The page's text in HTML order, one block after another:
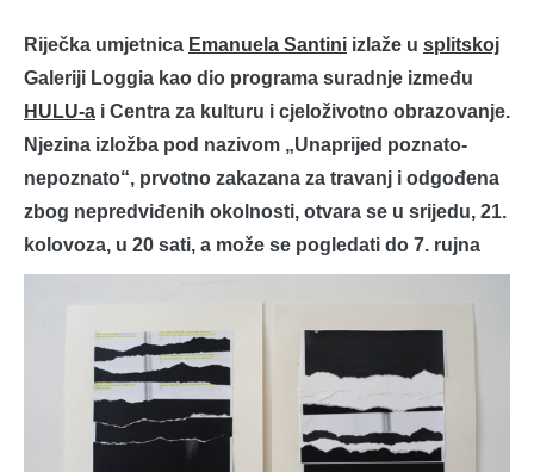
Riječka umjetnica Emanuela Santini izlaže u splitskoj
Galeriji Loggia kao dio programa suradnje između
HULU-a i Centra za kulturu i cjeloživotno obrazovanje.
Njezina izložba pod nazivom „Unaprijed poznato-
nepoznato“, prvotno zakazana za travanj i odgođena
zbog nepredviđenih okolnosti, otvara se u srijedu, 21.
kolovoza, u 20 sati, a može se pogledati do 7. rujna